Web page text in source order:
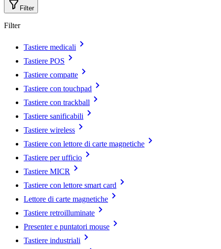
Filter
Filter
Tastiere medicali
Tastiere POS
Tastiere compatte
Tastiere con touchpad
Tastiere con trackball
Tastiere sanificabili
Tastiere wireless
Tastiere con lettore di carte magnetiche
Tastiere per ufficio
Tastiere MICR
Tastiere con lettore smart card
Lettore di carte magnetiche
Tastiere retroilluminate
Presenter e puntatori mouse
Tastiere industriali